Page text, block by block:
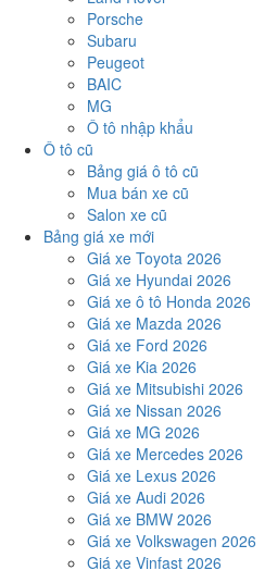
Porsche
Subaru
Peugeot
BAIC
MG
Ô tô nhập khẩu
Ô tô cũ
Bảng giá ô tô cũ
Mua bán xe cũ
Salon xe cũ
Bảng giá xe mới
Giá xe Toyota 2026
Giá xe Hyundai 2026
Giá xe ô tô Honda 2026
Giá xe Mazda 2026
Giá xe Ford 2026
Giá xe Kia 2026
Giá xe Mitsubishi 2026
Giá xe Nissan 2026
Giá xe MG 2026
Giá xe Mercedes 2026
Giá xe Lexus 2026
Giá xe Audi 2026
Giá xe BMW 2026
Giá xe Volkswagen 2026
Giá xe Vinfast 2026